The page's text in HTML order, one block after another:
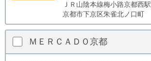
ＪＲ山陰本線梅小路京都西駅
京都市下京区朱雀北ノ口町
ＭＥＲＣＡＤＯ京都